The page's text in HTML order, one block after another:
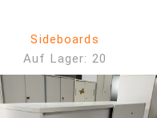
Sideboards
Auf Lager: 20